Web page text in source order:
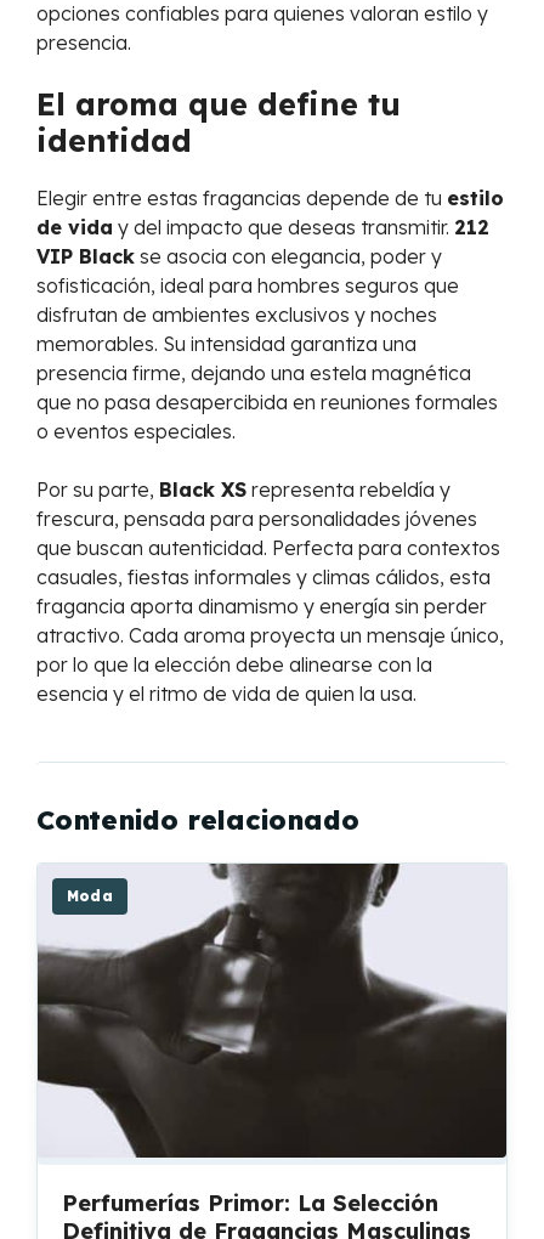
opciones confiables para quienes valoran estilo y
presencia.
El aroma que define tu
identidad
Elegir entre estas fragancias depende de tu estilo
de vida y del impacto que deseas transmitir. 212
VIP Black se asocia con elegancia, poder y
sofisticación, ideal para hombres seguros que
disfrutan de ambientes exclusivos y noches
memorables. Su intensidad garantiza una
presencia firme, dejando una estela magnética
que no pasa desapercibida en reuniones formales
o eventos especiales.
Por su parte, Black XS representa rebeldía y
frescura, pensada para personalidades jóvenes
que buscan autenticidad. Perfecta para contextos
casuales, fiestas informales y climas cálidos, esta
fragancia aporta dinamismo y energía sin perder
atractivo. Cada aroma proyecta un mensaje único,
por lo que la elección debe alinearse con la
esencia y el ritmo de vida de quien la usa.
Contenido relacionado
Moda
Perfumerías Primor: La Selección
Definitiva de Fragancias Masculinas